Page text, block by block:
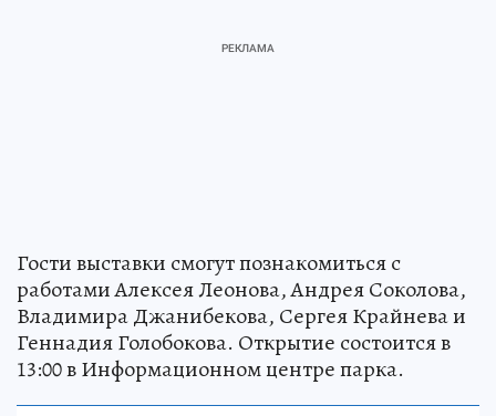
Гости выставки смогут познакомиться с
работами Алексея Леонова, Андрея Соколова,
Владимира Джанибекова, Сергея Крайнева и
Геннадия Голобокова. Открытие состоится в
13:00 в Информационном центре парка.